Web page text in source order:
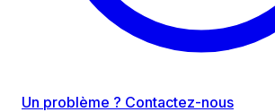
Un problème ? Contactez-nous